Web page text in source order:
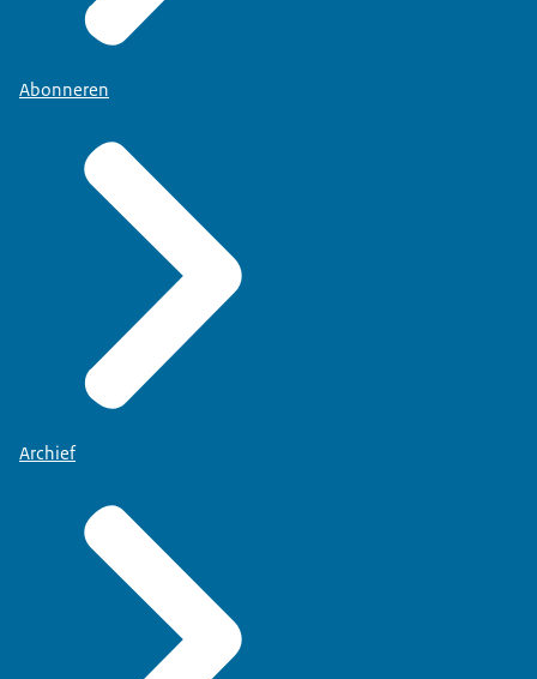
Abonneren
Archief